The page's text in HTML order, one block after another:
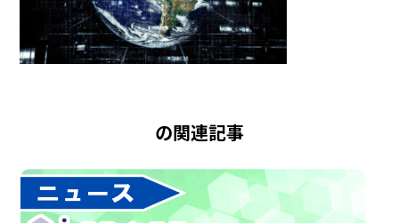
の関連記事